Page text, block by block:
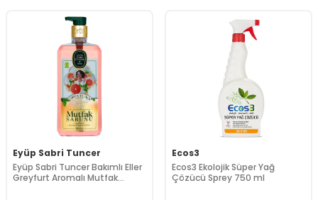
Eyüp Sabri Tuncer
Eyüp Sabri Tuncer Bakımlı Eller
Greyfurt Aromalı Mutfak
Ecos3
Ecos3 Ekolojik Süper Yağ
Çözücü Sprey 750 ml